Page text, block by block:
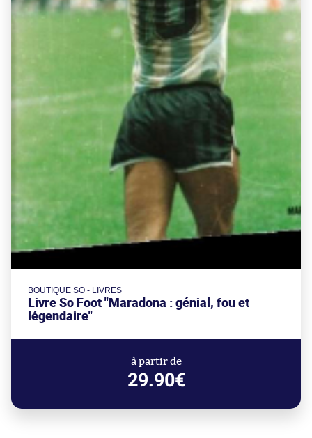
BOUTIQUE SO - LIVRES
Livre So Foot "Maradona : génial, fou et
légendaire"
à partir de
29.90€